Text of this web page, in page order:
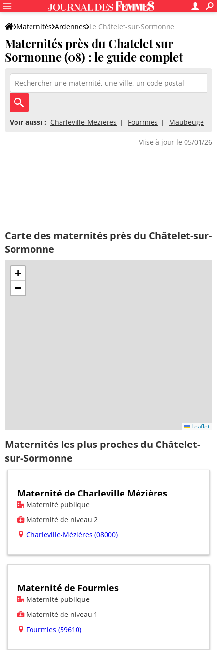
Maternités Ardennes Le Châtelet-sur-Sormonne
Maternités près du Chatelet sur
Sormonne (08) : le guide complet
Voir aussi : Charleville-Mézières Fourmies Maubeuge
Mise à jour le 05/01/26
Carte des maternités près du Châtelet-sur-
Sormonne
+
−
Leaflet
Maternités les plus proches du Châtelet-
sur-Sormonne
Maternité de Charleville Mézières
Maternité publique
Maternité de niveau 2
Charleville-Mézières (08000)
Maternité de Fourmies
Maternité publique
Maternité de niveau 1
Fourmies (59610)